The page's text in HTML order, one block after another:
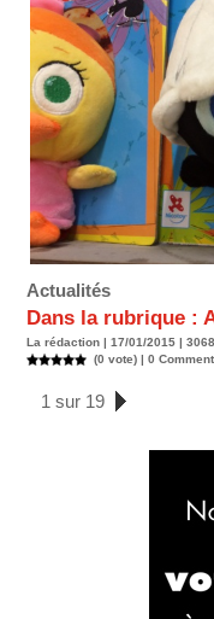
Actualités
Dans la rubrique :
La rédaction | 17/01/2015 |
(0 vote) | 0
1 sur 19